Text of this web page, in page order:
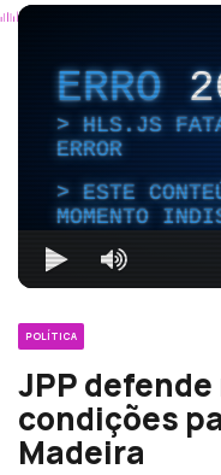
ERRO
HLS.JS
ERROR
ESTE
MOMENTO
POLÍTICA
JPP
condições
Madeira